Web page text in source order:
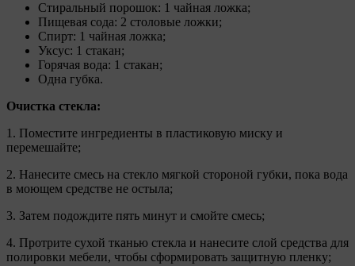
Стиральный порошок: 1 чайная ложка;
Пищевая сода: 2 столовые ложки;
Спирт: 1 чайная ложка;
Уксус: 1 стакан;
Горячая вода: 1 стакан;
Одна губка.
Очистка стекла:
1. Поместите ингредиенты в пластиковую миску и
перемешайте;
2. Нанесите смесь на стекло мягкой стороной губки, пока вода
в моющем средстве не остыла;
3. Затем подождите пять минут и смойте смесь;
4. Протрите сухой тканью стекла и нанесите слой средства для
полировки мебели, чтобы сформировать защитную пленку;